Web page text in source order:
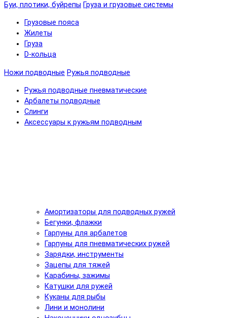
Буи, плотики, буйрепы Груза и грузовые системы
Грузовые пояса
Жилеты
Груза
D-кольца
Ножи подводные Ружья подводные
Ружья подводные пневматические
Арбалеты подводные
Слинги
Аксессуары к ружьям подводным
Амортизаторы для подводных ружей
Бегунки, флажки
Гарпуны для арбалетов
Гарпуны для пневматических ружей
Зарядки, инструменты
Зацепы для тяжей
Карабины, зажимы
Катушки для ружей
Куканы для рыбы
Лини и монолини